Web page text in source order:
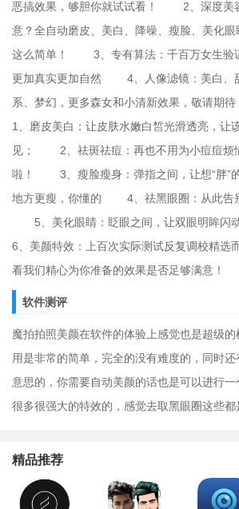
恶搞效果，够胆你就试试看！ 2、深度美
意？全自动磨皮、美白、降噪、瘦脸、美化
这么简单！ 3、专有算法：千百万女生验
更加真实更加自然 4、人像滤镜：美白、
系、梦幻，更多森女和小清新效果，敬
1、磨皮美白：让皮肤水嫩白皙光滑透亮，让
见； 2、祛斑祛痘：再也不用为小痘痘烦
啦！ 3、瘦脸瘦身：弹指之间，让想“胖”的
地方更瘦，你懂的 4、祛黑眼圈：从此告
5、美化眼睛：眨眼之间，让双眼明眸
6、美颜特效：上百次实际测试反复调校精选
看我们精心为你准备的效果是否足够满意！
软件测评
魔拍拍照美颜在软件的体验上感觉也是超级
用是非常的简单，完全的没有难度的，同时
意思的，你需要自动美颜的话也是可以进行
很多很强大的特效的，感觉去取黑眼圈这些都
精品推荐